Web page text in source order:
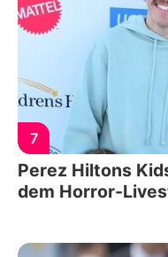
7
Perez Hiltons
dem Horror-